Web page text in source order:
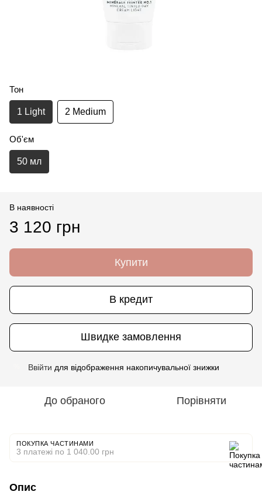
Тон
1 Light 2 Medium
Об'єм
50 мл
В наявності
3 120 грн
Купити
В кредит
Швидке замовлення
Ввійти для відображення накопичувальної знижки
До обраного Порівняти
ПОКУПКА ЧАСТИНАМИ
3 платежі по 1 040.00 грн
Опис